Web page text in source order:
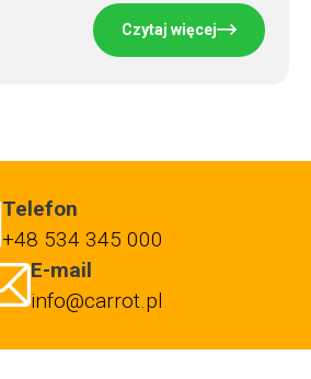
Czytaj więcej
Telefon
+48 534 345 000
E-mail
info@carrot.pl